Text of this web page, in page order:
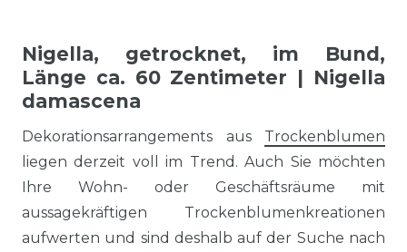
Nigella, getrocknet, im Bund,
Länge ca. 60 Zentimeter | Nigella
damascena
Dekorationsarrangements aus Trockenblumen
liegen derzeit voll im Trend. Auch Sie möchten
Ihre Wohn- oder Geschäftsräume mit
aussagekräftigen Trockenblumenkreationen
aufwerten und sind deshalb auf der Suche nach